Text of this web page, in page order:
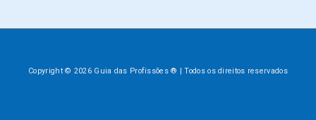
Copyright © 2026 Guia das Profissões ® | Todos os direitos reservados